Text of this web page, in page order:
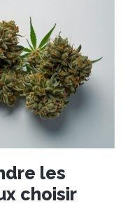
les
choisir